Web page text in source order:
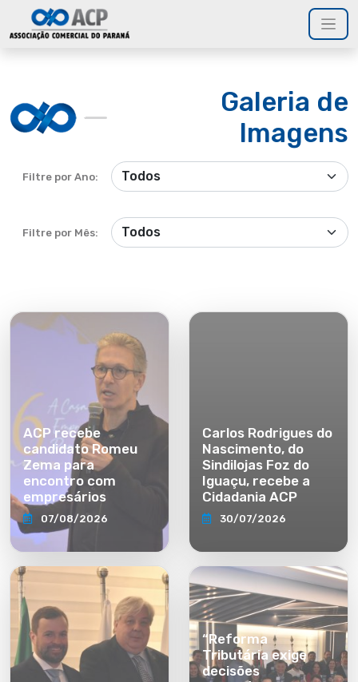
Galeria de
Imagens
Filtre por Ano:
Filtre por Mês:
ACP recebe
candidato Romeu
Zema para
encontro com
empresários
07/08/2026
Carlos Rodrigues do
Nascimento, do
Sindilojas Foz do
Iguaçu, recebe a
Cidadania ACP
30/07/2026
“Reforma
Tributária exige
decisões